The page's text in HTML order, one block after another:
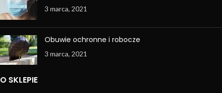
3 marca, 2021
Obuwie ochronne i robocze
3 marca, 2021
O SKLEPIE